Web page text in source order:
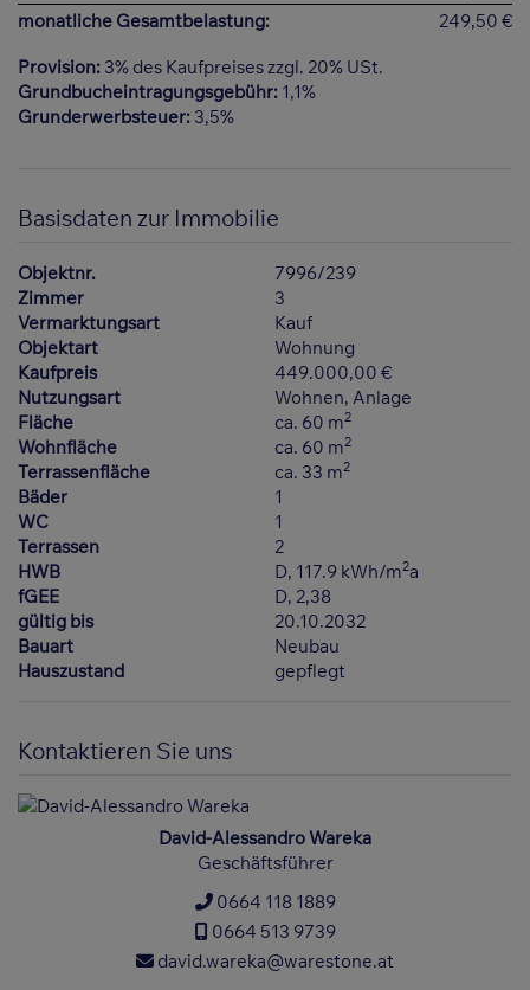
monatliche Gesamtbelastung:
249,50 €
Provision: 3% des Kaufpreises zzgl. 20% USt.
Grundbucheintragungsgebühr: 1,1%
Grunderwerbsteuer: 3,5%
Basisdaten zur Immobilie
Objektnr.
7996/239
Zimmer
3
Vermarktungsart
Kauf
Objektart
Wohnung
Kaufpreis
449.000,00 €
Nutzungsart
Wohnen Anlage
Fläche
ca. 60 m2
Wohnfläche ca. 60 m2
Terrassenfläche ca. 33 m2
Bäder
1
WC
1
Terrassen
2
HWB
D, 117.9 kWh/m2a
fGEE
D, 2,38
gültig bis
20.10.2032
Bauart
Neubau
Hauszustand
gepflegt
Kontaktieren Sie uns
David-Alessandro Wareka
Geschäftsführer
0664 118 1889
0664 513 9739
david.wareka@warestone.at